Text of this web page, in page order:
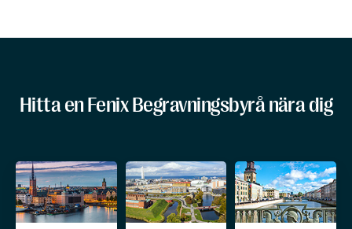
Hitta en Fenix Begravningsbyrå nära dig